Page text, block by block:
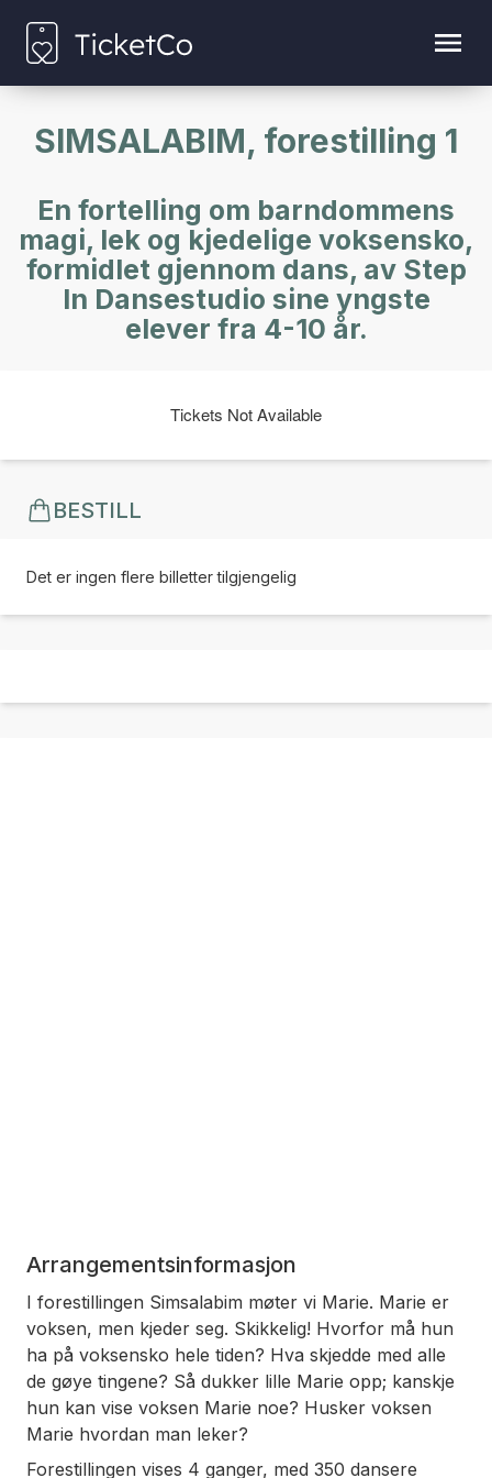
SIMSALABIM, forestilling 1
En fortelling om barndommens
magi, lek og kjedelige voksensko,
formidlet gjennom dans, av Step
In Dansestudio sine yngste
elever fra 4-10 år.
Tickets Not Available
BESTILL
Det er ingen flere billetter tilgjengelig
Arrangementsinformasjon
I forestillingen Simsalabim møter vi Marie. Marie er
voksen, men kjeder seg. Skikkelig! Hvorfor må hun
ha på voksensko hele tiden? Hva skjedde med alle
de gøye tingene? Så dukker lille Marie opp; kanskje
hun kan vise voksen Marie noe? Husker voksen
Marie hvordan man leker?
Forestillingen vises 4 ganger, med 350 dansere